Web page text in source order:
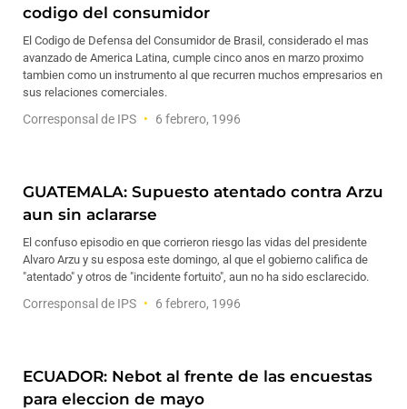
codigo del consumidor
El Codigo de Defensa del Consumidor de Brasil, considerado el mas
avanzado de America Latina, cumple cinco anos en marzo proximo
tambien como un instrumento al que recurren muchos empresarios en
sus relaciones comerciales.
Corresponsal de IPS 6 febrero, 1996
GUATEMALA: Supuesto atentado contra Arzu
aun sin aclararse
El confuso episodio en que corrieron riesgo las vidas del presidente
Alvaro Arzu y su esposa este domingo, al que el gobierno califica de
"atentado" y otros de "incidente fortuito", aun no ha sido esclarecido.
Corresponsal de IPS 6 febrero, 1996
ECUADOR: Nebot al frente de las encuestas
para eleccion de mayo